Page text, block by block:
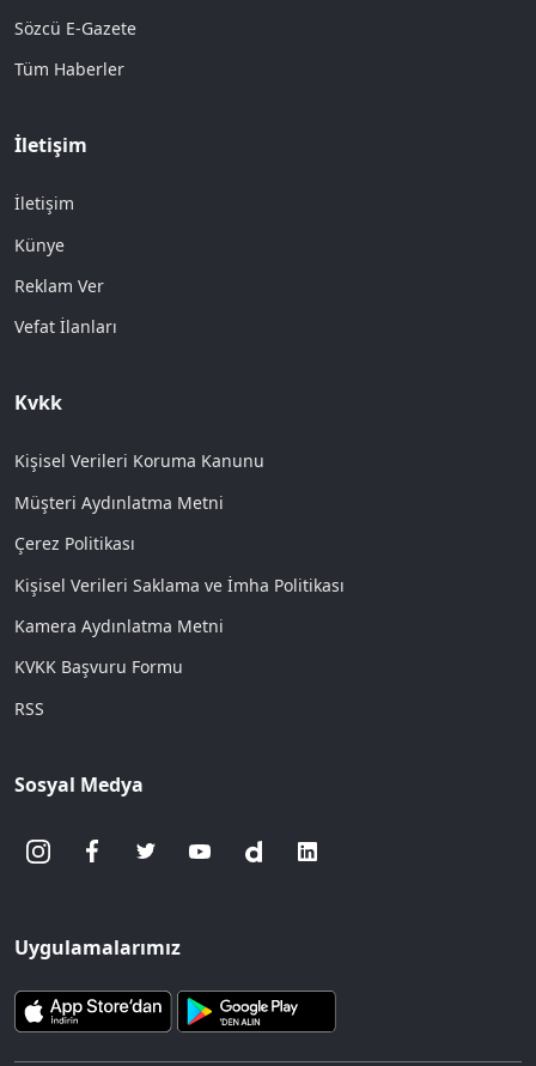
Sözcü E-Gazete
Tüm Haberler
İletişim
İletişim
Künye
Reklam Ver
Vefat İlanları
Kvkk
Kişisel Verileri Koruma Kanunu
Müşteri Aydınlatma Metni
Çerez Politikası
Kişisel Verileri Saklama ve İmha Politikası
Kamera Aydınlatma Metni
KVKK Başvuru Formu
RSS
Sosyal Medya
Uygulamalarımız